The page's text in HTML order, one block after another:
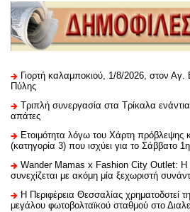
Γιορτή καλαμποκιού, 1/8/2026, στον
Πύλης
Τριπλή συνεργασία στα Τρίκαλα ενάντια
απάτες
Ετοιμότητα λόγω του Χάρτη πρόβλεψης
(κατηγορία 3) που ισχύει για το Σάββατο
Wander Mamas x Fashion City Outlet: Η
συνεχίζεται με ακόμη μία ξεχωριστή
H Περιφέρεια Θεσσαλίας χρηματοδοτεί
μεγάλου φωτοβολταϊκού σταθμού στο